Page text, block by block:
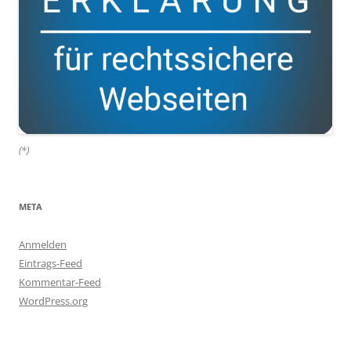
(*)
META
Anmelden
Eintrags-Feed
Kommentar-Feed
WordPress.org